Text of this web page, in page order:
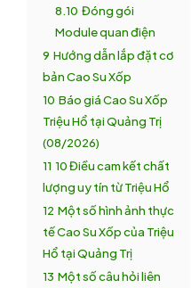
8.10 Đóng gói
Module quan điện
9 Hướng dẫn lắp đặt cơ
bản Cao Su Xốp
10 Báo giá Cao Su Xốp
Triệu Hổ tại Quảng Trị
(08/2026)
11 10 Điều cam kết chất
lượng uy tín từ Triệu Hổ
12 Một số hình ảnh thực
tế Cao Su Xốp của Triệu
Hổ tại Quảng Trị
13 Một số câu hỏi liên